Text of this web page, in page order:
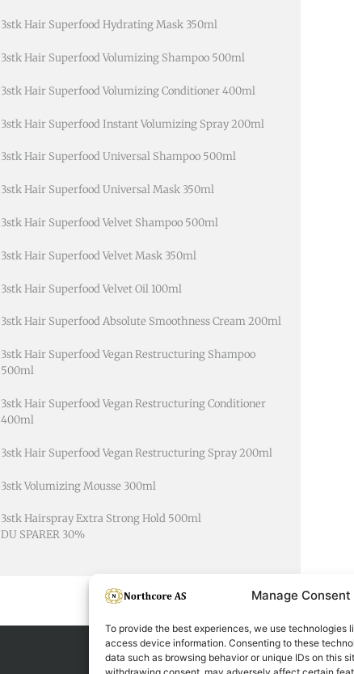
Manage Consent
To provide the best experiences, we use technologies
access device information. Consenting to these
data such as browsing behavior or unique IDs on this
3stk Hair Superfood Hydrating Mask 350ml
3stk Hair Superfood Volumizing Shampoo 500ml
3stk Hair Superfood Volumizing Conditioner 400ml
3stk Hair Superfood Instant Volumizing Spray 200ml
3stk Hair Superfood Universal Shampoo 500ml
3stk Hair Superfood Universal Mask 350ml
3stk Hair Superfood Velvet Shampoo 500ml
3stk Hair Superfood Velvet Mask 350ml
3stk Hair Superfood Velvet Oil 100ml
3stk Hair Superfood Absolute Smoothness Cream 200ml
3stk Hair Superfood Vegan Restructuring Shampoo
500ml
3stk Hair Superfood Vegan Restructuring Conditioner
400ml
3stk Hair Superfood Vegan Restructuring Spray 200ml
3stk Volumizing Mousse 300ml
3stk Hairspray Extra Strong Hold 500ml
DU SPARER 30%